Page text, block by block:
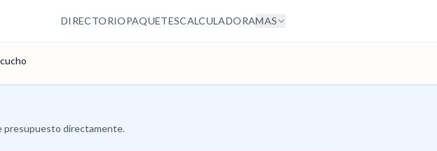
DIRECTORIOPAQUETESCALCULADORAMAS
presupuesto directamente.